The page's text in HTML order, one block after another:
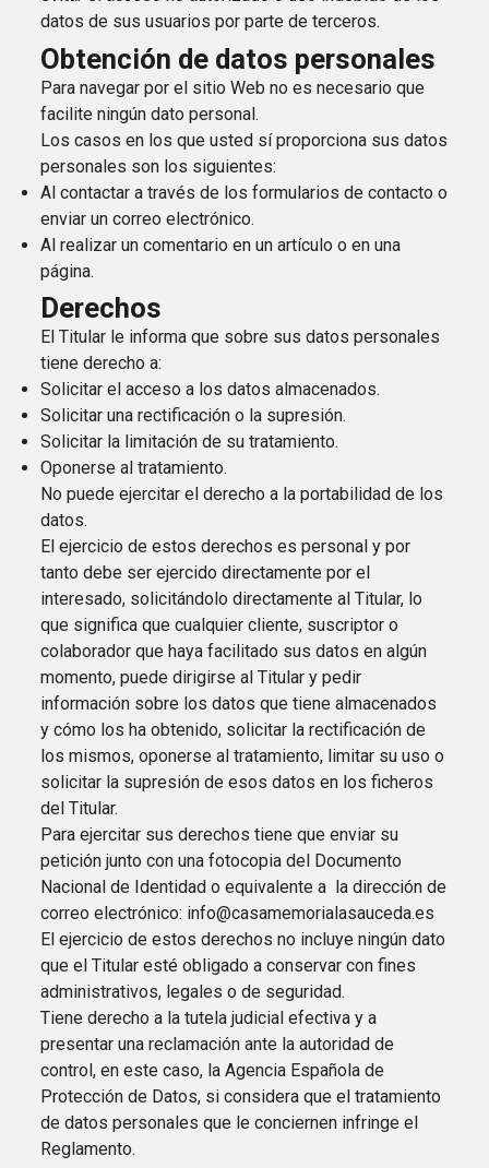
datos de sus usuarios por parte de terceros.
Obtención de datos personales
Para navegar por el sitio Web no es necesario que
facilite ningún dato personal.
Los casos en los que usted sí proporciona sus datos
personales son los siguientes:
Al contactar a través de los formularios de contacto o
enviar un correo electrónico.
Al realizar un comentario en un artículo o en una
página.
Derechos
El Titular le informa que sobre sus datos personales
tiene derecho a:
Solicitar el acceso a los datos almacenados.
Solicitar una rectificación o la supresión.
Solicitar la limitación de su tratamiento.
Oponerse al tratamiento.
No puede ejercitar el derecho a la portabilidad de los
datos.
El ejercicio de estos derechos es personal y por
tanto debe ser ejercido directamente por el
interesado, solicitándolo directamente al Titular, lo
que significa que cualquier cliente, suscriptor o
colaborador que haya facilitado sus datos en algún
momento, puede dirigirse al Titular y pedir
información sobre los datos que tiene almacenados
y cómo los ha obtenido, solicitar la rectificación de
los mismos, oponerse al tratamiento, limitar su uso o
solicitar la supresión de esos datos en los ficheros
del Titular.
Para ejercitar sus derechos tiene que enviar su
petición junto con una fotocopia del Documento
Nacional de Identidad o equivalente a la dirección de
correo electrónico: info@casamemorialasauceda.es
El ejercicio de estos derechos no incluye ningún dato
que el Titular esté obligado a conservar con fines
administrativos, legales o de seguridad.
Tiene derecho a la tutela judicial efectiva y a
presentar una reclamación ante la autoridad de
control, en este caso, la Agencia Española de
Protección de Datos, si considera que el tratamiento
de datos personales que le conciernen infringe el
Reglamento.